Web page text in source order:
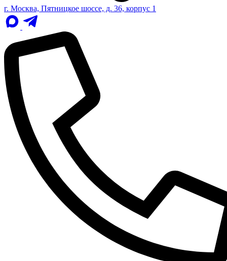
г. Москва, Пятницкое шоссе, д. 36, корпус 1